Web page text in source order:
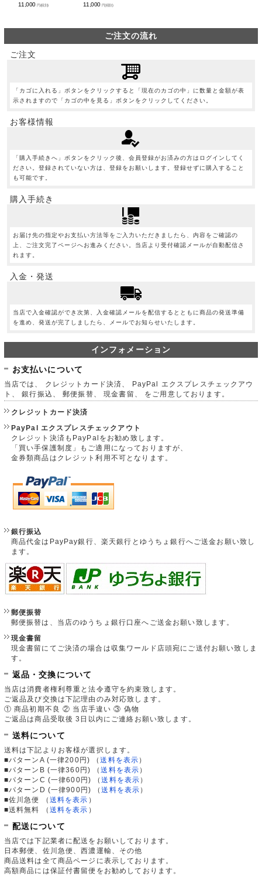
11,000円(税別)
11,000 円(税別)
ご注文の流れ
ご注文
「カゴに入れる」ボタンをクリックすると「現在のカゴの中」に数量と金額が表
示されますので「カゴの中を見る」ボタンをクリックしてください。
お客様情報
「購入手続きへ」ボタンをクリック後、会員登録がお済みの方はログインしてく
ださい。登録されていない方は、登録をお願いします。登録せずに購入すること
も可能です。
購入手続き
お届け先の指定やお支払い方法等をご入力いただきましたら、内容をご確認の
上、ご注文完了ページへお進みください。当店より受付確認メールが自動配信さ
れます。
入金・発送
当店で入金確認ができ次第、入金確認メールを配信するとともに商品の発送準備
を進め、発送が完了しましたら、メールでお知らせいたします。
インフォメーション
お支払いについて
当店では、 クレジットカード決済、 PayPal エクスプレスチェックアウ
ト、 銀行振込、 郵便振替、 現金書留、 をご用意しております。
クレジットカード決済
PayPal エクスプレスチェックアウト
クレジット決済もPayPalをお勧め致します。
「買い手保護制度」もご適用になっておりますが、
金券類商品はクレジット利用不可となります。
銀行振込
商品代金はPayPay銀行、楽天銀行とゆうちょ銀行へご送金お願い致し
ます。
郵便振替
郵便振替は、当店のゆうちょ銀行口座へご送金お願い致します。
現金書留
現金書留にてご決済の場合は収集ワールド店頭宛にご送付お願い致しま
す。
返品・交換について
当店は消費者権利尊重と法令遵守を約束致します。
ご返品及び交換は下記理由のみ対応致します。
① 商品初期不良 ② 当店手違い ③ 偽物
ご返品は商品受取後 3日以内にご連絡お願い致します。
送料について
送料は下記よりお客様が選択します。
■パターンA (一律200円)
（送料を表示 ）
■パターンB (一律360円)
（送料を表示 ）
■パターンC (一律600円)
（送料を表示 ）
■パターンD (一律900円)
（送料を表示 ）
■佐川急便
（ 送料を表示 ）
■送料無料
（ 送料を表示 ）
配送について
当店では下記業者に配送をお願いしております。
日本郵便、佐川急便、西濃運輸、その他
商品送料は全て商品ページに表示しております。
高額商品には保証付書留便をお勧めしております。